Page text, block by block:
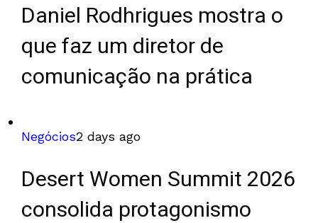
Daniel Rodhrigues mostra o
que faz um diretor de
comunicação na prática
Negócios2 days ago
Desert Women Summit 2026
consolida protagonismo